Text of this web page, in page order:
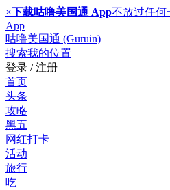
×下载咕噜美国通 App不放过任何
App
咕噜美国通 (Guruin)
搜索我的位置
登录 / 注册
首页
头条
攻略
黑五
网红打卡
活动
旅行
吃